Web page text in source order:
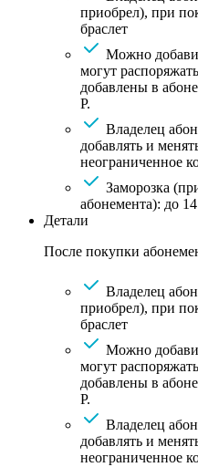
приобрел), при
браслет
Можно
могут
добавлены в
Р.
Владелец
добавлять и
неограниченное
Заморозка
абонемента): до
Детали
После покупки
Владелец
приобрел), при
браслет
Можно
могут
добавлены в
Р.
Владелец
добавлять и
неограниченное